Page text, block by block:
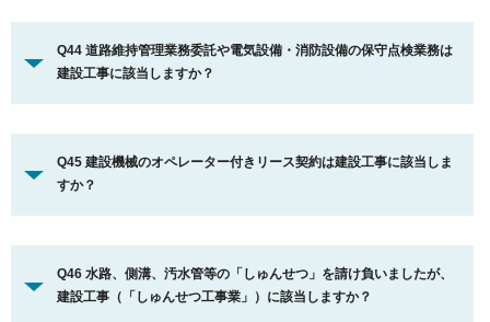
Q44 道路維持管理業務委託や電気設備・消防設備の保守点検業務は
建設工事に該当しますか？
Q45 建設機械のオペレーター付きリース契約は建設工事に該当しま
すか？
Q46 水路、側溝、汚水管等の「しゅんせつ」を請け負いましたが、
建設工事（「しゅんせつ工事業」）に該当しますか？